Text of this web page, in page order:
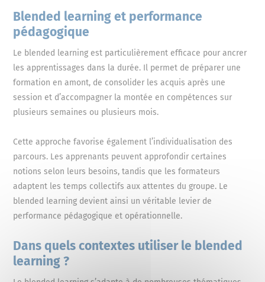
Blended learning et performance
pédagogique
Le blended learning est particulièrement efficace pour ancrer
les apprentissages dans la durée. Il permet de préparer une
formation en amont, de consolider les acquis après une
session et d’accompagner la montée en compétences sur
plusieurs semaines ou plusieurs mois.
Cette approche favorise également l’individualisation des
parcours. Les apprenants peuvent approfondir certaines
notions selon leurs besoins, tandis que les formateurs
adaptent les temps collectifs aux attentes du groupe. Le
blended learning devient ainsi un véritable levier de
performance pédagogique et opérationnelle.
Dans quels contextes utiliser le blended
learning ?